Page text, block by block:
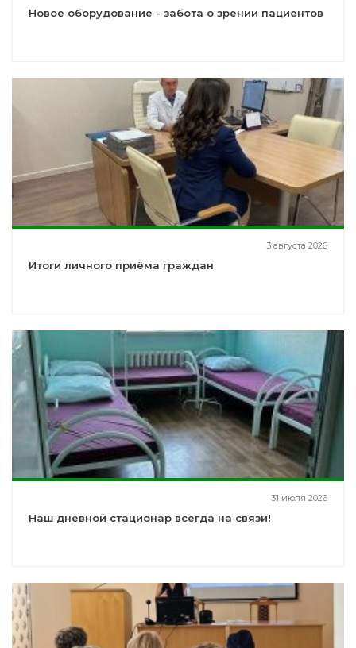
Новое оборудование - забота о зрении пациентов
3 августа 2026
Итоги личного приёма граждан
31 июля 2026
Наш дневной стационар всегда на связи!